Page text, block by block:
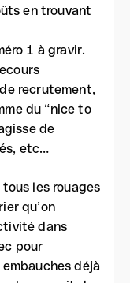
en trouvant
1 à gravir.
recrutement,
du “nice to
de
etc…
les rouages
qu’on
dans
pour
déjà